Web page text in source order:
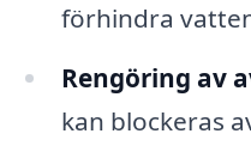
förhindra
Rengöring av
kan blockeras